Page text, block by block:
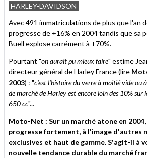
HARLEY-DAVIDSON
Avec 491 immatriculations de plus que l'an
progresse de +16% en 2004 tandis que sa
Buell explose carrément à +70%.
Pourtant "on aurait pu mieux faire" estime
directeur général de Harley France (lire
2003) : "c'est l'histoire du verre à moitié vide ou
de marché de Harley est encore loin des 10% sur
650 cc"...
Moto-Net : Sur un marché atone en
progresse fortement, à l'image d'autres
exclusives et haut de gamme. S'agit-il à
nouvelle tendance durable du marché